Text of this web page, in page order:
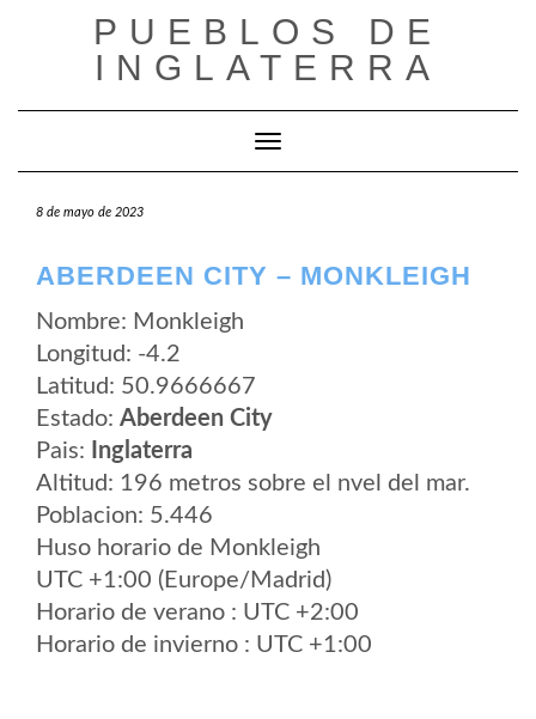
PUEBLOS DE
INGLATERRA
Cambiar modo de navegación
8 de mayo de 2023
ABERDEEN CITY – MONKLEIGH
Nombre: Monkleigh
Longitud: -4.2
Latitud: 50.9666667
Estado: Aberdeen City
Pais:
Inglaterra
Altitud: 196 metros sobre el nvel del mar.
Poblacion: 5.446
Huso horario de Monkleigh
UTC +1:00 (Europe/Madrid)
Horario de verano : UTC +2:00
Horario de invierno : UTC +1:00